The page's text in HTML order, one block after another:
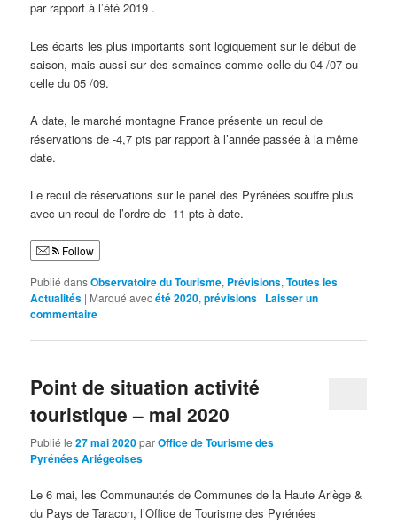
par rapport à l’été 2019 .
Les écarts les plus importants sont logiquement sur le début de
saison, mais aussi sur des semaines comme celle du 04 /07 ou
celle du 05 /09.
A date, le marché montagne France présente un recul de
réservations de -4,7 pts par rapport à l’année passée à la même
date.
Le recul de réservations sur le panel des Pyrénées souffre plus
avec un recul de l’ordre de -11 pts à date.
Follow
Publié dansObservatoire du Tourisme, Prévisions,Toutes les
Actualités | Marqué avecété 2020,prévisions | Laisser un
commentaire
Point de situation activité
touristique – mai 2020
Publié le27 mai 2020parOffice de Tourisme des
Pyrénées Ariégeoises
Le 6 mai, les Communautés de Communes de la Haute Ariège &
du Pays de Taracon, l’Office de Tourisme des Pyrénées